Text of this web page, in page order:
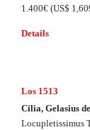
1.400€(US$
Details
Los 1513
Cilia, Gelasius de
Locupletissimus